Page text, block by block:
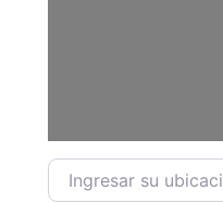
Ingresar su ubicación